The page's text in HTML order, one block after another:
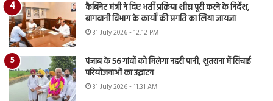
कैबिनेट मंत्री ने दिए भर्ती प्रक्रिया शीघ्र पूरी करने के निर्देश,
बागवानी विभाग के कार्यों की प्रगति का लिया जायजा
31 July 2026 - 12:12 PM
पंजाब के 56 गांवों को मिलेगा नहरी पानी, शुतराना में सिंचाई
परियोजनाओं का उद्घाटन
31 July 2026 - 11:31 AM